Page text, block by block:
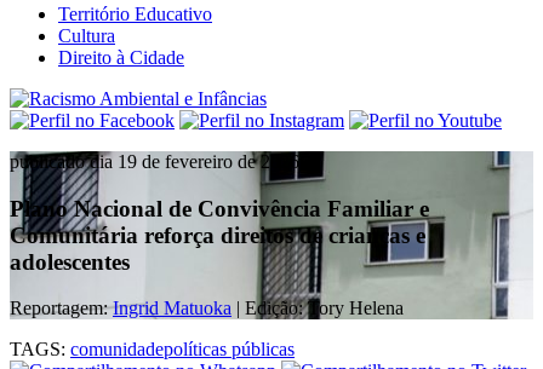
Território Educativo
Cultura
Direito à Cidade
publicado dia 19 de fevereiro de 2026
Plano Nacional de Convivência Familiar e
Comunitária reforça direitos de crianças e
adolescentes
Reportagem:Ingrid Matuoka | Edição: Tory Helena
TAGS: comunidadepolíticas públicas